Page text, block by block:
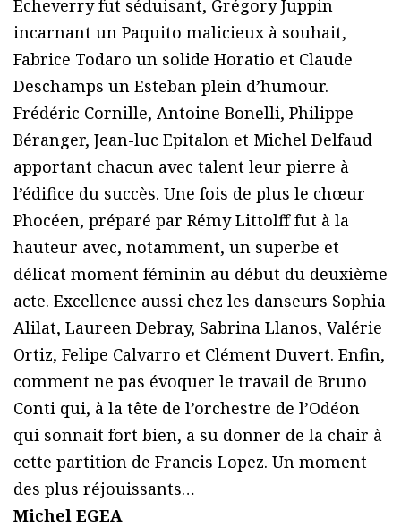
Echeverry fut séduisant, Grégory Juppin
incarnant un Paquito malicieux à souhait,
Fabrice Todaro un solide Horatio et Claude
Deschamps un Esteban plein d’humour.
Frédéric Cornille, Antoine Bonelli, Philippe
Béranger, Jean-luc Epitalon et Michel Delfaud
apportant chacun avec talent leur pierre à
l’édifice du succès. Une fois de plus le chœur
Phocéen, préparé par Rémy Littolff fut à la
hauteur avec, notamment, un superbe et
délicat moment féminin au début du deuxième
acte. Excellence aussi chez les danseurs Sophia
Alilat, Laureen Debray, Sabrina Llanos, Valérie
Ortiz, Felipe Calvarro et Clément Duvert. Enfin,
comment ne pas évoquer le travail de Bruno
Conti qui, à la tête de l’orchestre de l’Odéon
qui sonnait fort bien, a su donner de la chair à
cette partition de Francis Lopez. Un moment
des plus réjouissants…
Michel EGEA